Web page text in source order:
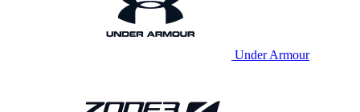
Under Armour